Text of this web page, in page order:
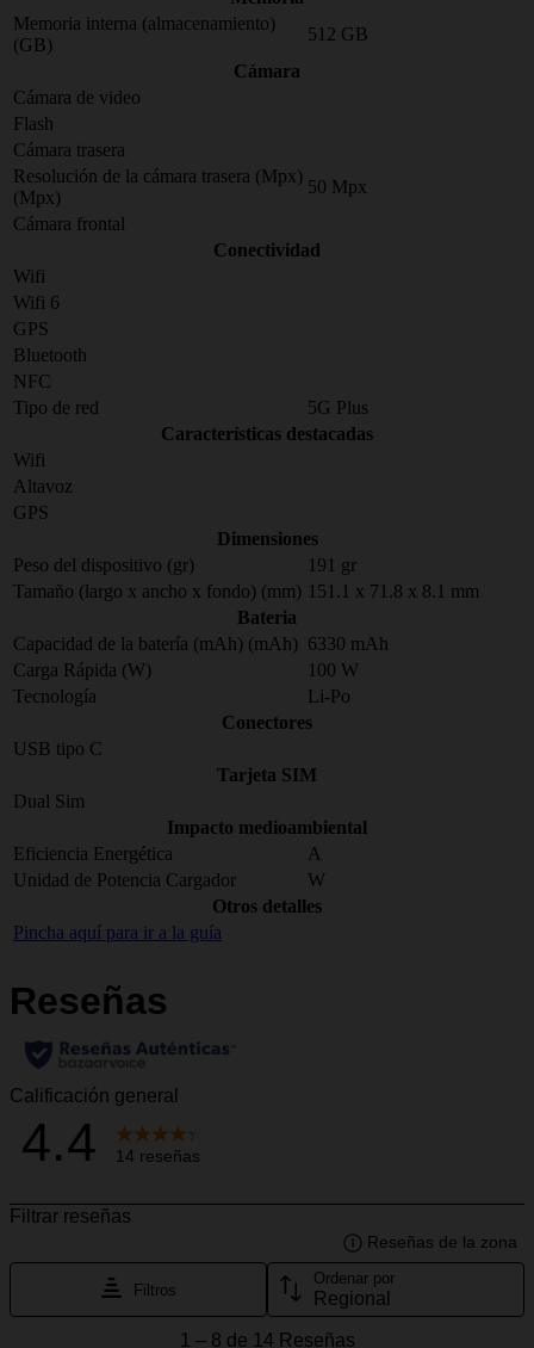
Memoria interna (almacenamiento)
(GB)
512 GB
Cámara
Cámara de video
Flash
Cámara trasera
Resolución de la cámara trasera (Mpx)
(Mpx)
50 Mpx
Cámara frontal
Conectividad
Wifi
Wifi 6
GPS
Bluetooth
NFC
Tipo de red
5G Plus
Características destacadas
Wifi
Altavoz
GPS
Dimensiones
Peso del dispositivo (gr)
191 gr
Tamaño (largo x ancho x fondo) (mm) 151.1 x 71.8 x 8.1 mm
Bateria
Capacidad de la batería (mAh) (mAh) 6330 mAh
Carga Rápida (W)
100 W
Tecnología
Li-Po
Conectores
USB tipo C
Tarjeta SIM
Dual Sim
Impacto medioambiental
Eficiencia Energética
A
Unidad de Potencia Cargador
W
Otros detalles
Pincha aquí para ir a la guía